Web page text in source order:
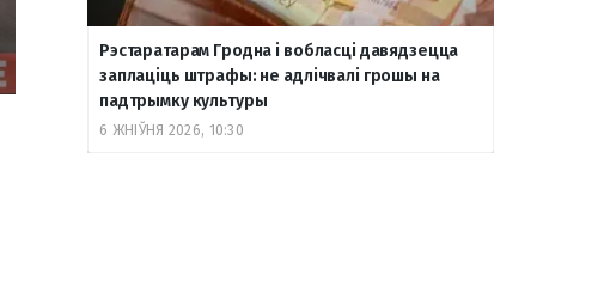
Рэстаратарам Гродна і вобласці давядзецца
заплаціць штрафы: не адлічвалі грошы на
падтрымку культуры
6 ЖНІЎНЯ 2026, 10:30